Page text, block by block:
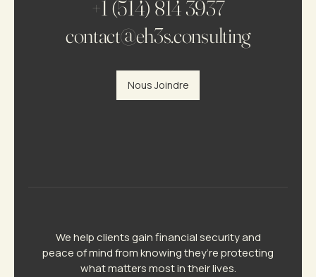
+1 (514) 814 3937
contact@eh3s.consulting
Nous Joindre
We help clients gain financial security and
peace of mind from knowing they’re protecting
what matters most in their lives.